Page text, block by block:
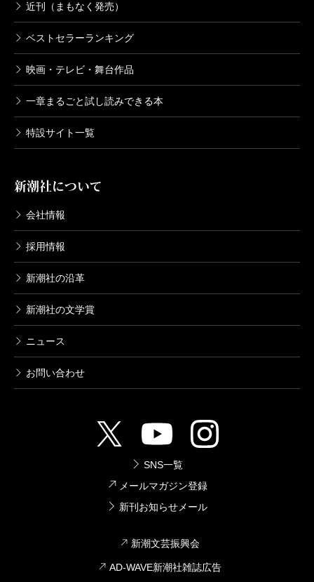
近刊（まもなく発売）
ベストセラーランキング
映画・テレビ・舞台作品
一章まるごと試し読みできる本
特設サイト一覧
新潮社について
会社情報
採用情報
新潮社の沿革
新潮社の文学賞
ニュース
お問い合わせ
SNS一覧
メールマガジン登録
新刊お知らせメール
新潮文芸振興会
AD-WAVE新潮社雑誌広告